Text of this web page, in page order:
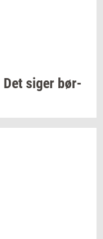
Det siger bør­